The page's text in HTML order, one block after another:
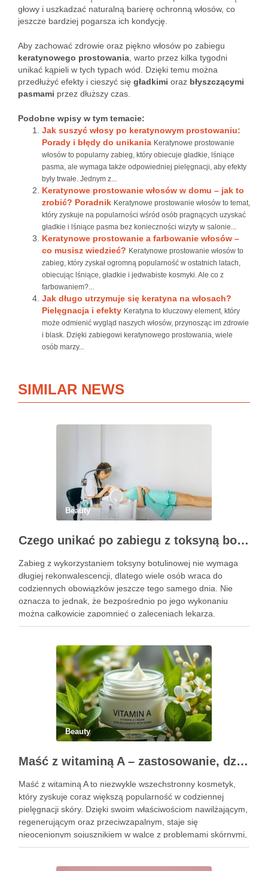
głowy i uszkadzać naturalną barierę ochronną włosów, co
jeszcze bardziej pogarsza ich kondycję.
Aby zachować zdrowie oraz piękno włosów po zabiegu
keratynowego prostowania , warto przez kilka tygodni
unikać kąpieli w tych typach wód. Dzięki temu można
przedłużyć efekty i cieszyć się gładkimi oraz błyszczącymi
pasmami przez dłuższy czas.
Podobne wpisy w tym temacie:
Jak suszyć włosy po keratynowym prostowaniu:
Porady i błędy do unikania Keratynowe prostowanie
włosów to popularny zabieg, który obiecuje gładkie, lśniące
pasma, ale wymaga także odpowiedniej pielęgnacji, aby efekty
były trwałe. Jednym z...
Keratynowe prostowanie włosów w domu – jak to
zrobić? Poradnik Keratynowe prostowanie włosów to temat,
który zyskuje na popularności wśród osób pragnących uzyskać
gładkie i lśniące pasma bez konieczności wizyty w salonie...
Keratynowe prostowanie a farbowanie włosów –
co musisz wiedzieć? Keratynowe prostowanie włosów to
zabieg, który zyskał ogromną popularność w ostatnich latach,
obiecując lśniące, gładkie i jedwabiste kosmyki. Ale co z
farbowaniem?...
Jak długo utrzymuje się keratyna na włosach?
Pielęgnacja i efekty Keratyna to kluczowy element, który
może odmienić wygląd naszych włosów, przynosząc im zdrowie
i blask. Dzięki zabiegowi keratynowego prostowania, wiele
osób marzy...
SIMILAR NEWS
Beauty
Czego unikać po zabiegu z toksyną botulinową?
Zabieg z wykorzystaniem toksyny botulinowej nie wymaga
długiej rekonwalescencji, dlatego wiele osób wraca do
codziennych obowiązków jeszcze tego samego dnia. Nie
oznacza to jednak, że bezpośrednio po jego wykonaniu
można całkowicie zapomnieć o zaleceniach lekarza.
Pierwsze godziny i dni po zabiegu mają znaczenie dla
Beauty
Maść z witaminą A – zastosowanie, działanie i bezpieczeństwo stosowania
Maść z witaminą A to niezwykle wszechstronny kosmetyk,
który zyskuje coraz większą popularność w codziennej
pielęgnacji skóry. Dzięki swoim właściwościom nawilżającym,
regenerującym oraz przeciwzapalnym, staje się
nieocenionym sojusznikiem w walce z problemami skórnymi,
takimi jak zmarszczki, trądzik czy podrażnienia. Jej działanie